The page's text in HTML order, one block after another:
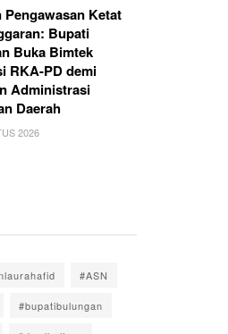
Pengawasan Ketat
Bupati
Buka Bimtek
RKA-PD demi
Administrasi
Daerah
2026
#ASN
#bupatibulungan